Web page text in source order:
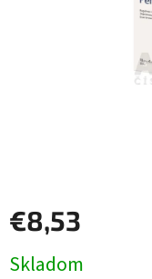
€8,53
cena:
Skladom